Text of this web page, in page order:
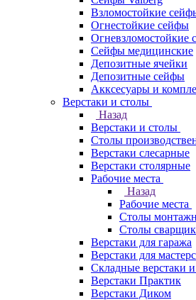
Взломостойкие
Огнестойкие сейфы
Огневзломостойкие
Сейфы медицинские
Депозитные ячейки
Депозитные сейфы
Акксесуары и
Верстаки и столы
Назад
Верстаки и столы
Столы
Верстаки слесарные
Верстаки столярные
Рабочие места
Назад
Рабочие места
Столы
Столы
Верстаки для гаража
Верстаки для
Складные верстаки
Верстаки Практик
Верстаки Диком